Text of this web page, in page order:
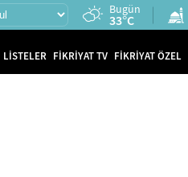
Bugün
33°C
LİSTELER FİKRİYAT TV FİKRİYAT ÖZEL